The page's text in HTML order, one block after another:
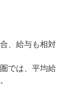
、給与も相対
では、平均給